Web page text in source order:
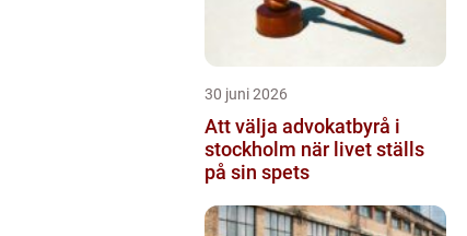
30 juni 2026
Att välja advokatbyrå i
stockholm när livet ställs
på sin spets